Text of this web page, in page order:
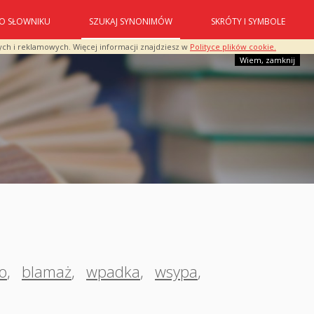
i reklamowych. Więcej informacji znajdziesz w Polityce plików cookie.
Wiem, zamknij
O SŁOWNIKU SZUKAJ SYNONIMÓW SKRÓTY I SYMBOLE
, blamaż, wpadka, wsypa,